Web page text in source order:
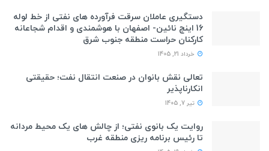
دستگیری عاملان سرقت فرآورده های نفتی از خط لوله
16 اینچ نائین- اصفهان با هوشمندی و اقدام شجاعانه
کارکنان حراست منطقه جنوب شرق
خرداد 21, 1405
تعالی نقش بانوان در صنعت انتقال نفت؛ حقیقتی
انکارناپذیر
تیر 7, 1405
روایت یک بانوی نفتی؛ از چالش های یک محیط مردانه
تا رئیس برنامه ریزی منطقه غرب